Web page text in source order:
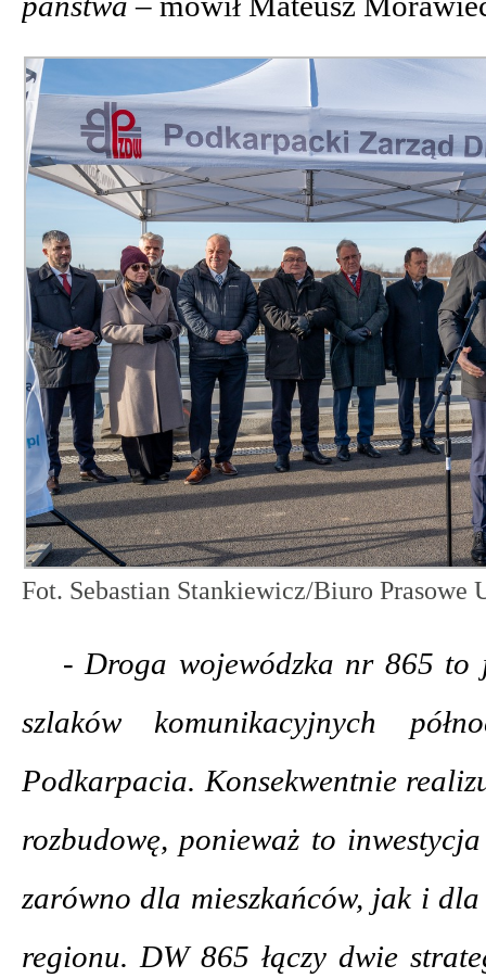
Fot. Sebastian Stankiewicz/Biuro Prasowe
- Droga wojewódzka nr 865 to
szlaków komunikacyjnych
Podkarpacia. Konsekwentnie
rozbudowę, ponieważ to
zarówno dla mieszkańców, jak i
regionu. DW 865 łączy dwie